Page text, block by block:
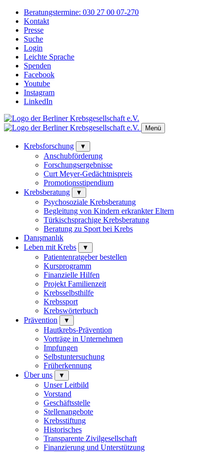
Beratungstermine: 030 27 00 07-270
Kontakt
Presse
Suche
Login
Leichte Sprache
Spenden
Facebook
Youtube
Instagram
LinkedIn
Menü
Krebsforschung ▼
Anschubförderung
Forschungsergebnisse
Curt Meyer-Gedächtnispreis
Promotionsstipendium
Krebsberatung
▼
Psychosoziale Krebsberatung
Begleitung von Kindern erkrankter Eltern
Türkischsprachige Krebsberatung
Beratung zu Sport bei Krebs
Danışmanlık
Leben mit Krebs
▼
Patientenratgeber bestellen
Kursprogramm
Finanzielle Hilfen
Projekt Familienzeit
Krebsselbsthilfe
Krebssport
Krebswörterbuch
Prävention
▼
Hautkrebs-Prävention
Vorträge in Unternehmen
Impfungen
Selbstuntersuchung
Früherkennung
Über uns
▼
Unser Leitbild
Vorstand
Geschäftsstelle
Stellenangebote
Krebsstiftung
Historisches
Transparente Zivilgesellschaft
Finanzierung und Unterstützung